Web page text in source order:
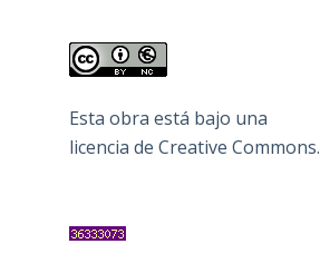
Esta obra está bajo una
licencia de Creative Commons.